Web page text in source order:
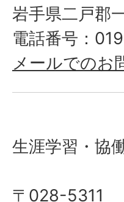
岩手県二戸郡
電話番号：
メールでのお
生涯学習・協
〒028-5311